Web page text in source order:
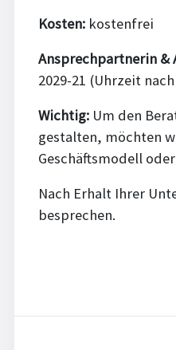
Kosten: kostenfrei
Ansprechpartnerin &
2029-21 (Uhrzeit
Wichtig: Um den
gestalten, möchten
Geschäftsmodell
Nach Erhalt Ihrer
besprechen.